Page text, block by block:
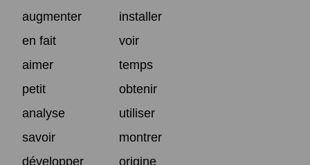
augmenter
installer
en fait
voir
aimer
temps
petit
obtenir
analyse
utiliser
savoir
montrer
développer
origine